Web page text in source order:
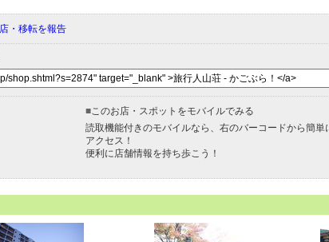
・移転を報告
■このお店・スポットをモバイルでみる
読取機能付きのモバイルなら、右のバーコードから簡単
アクセス！
便利に店舗情報を持ち歩こう！